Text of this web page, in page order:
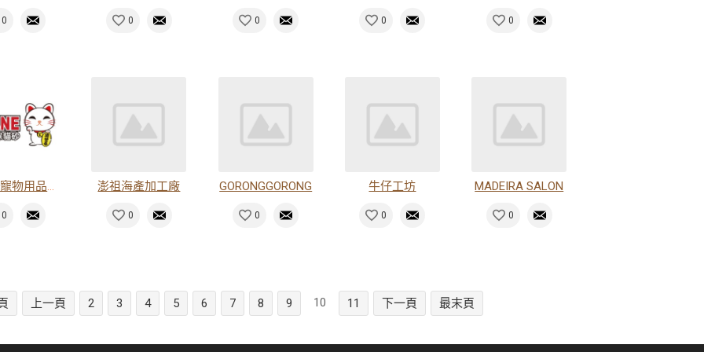
0 0 0 0 0
珮特街寵物用品有限公司
0
澎祖海產加工廠
0
GORONGGORONG
0
牛仔工坊
0
MADEIRA SALON
0
上一頁 2 3 4 5 6 7 8 9 10 11 下一頁 最末頁